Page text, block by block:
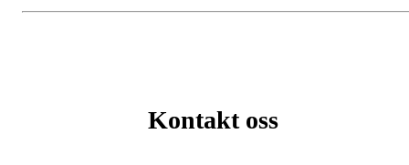
Kontakt oss